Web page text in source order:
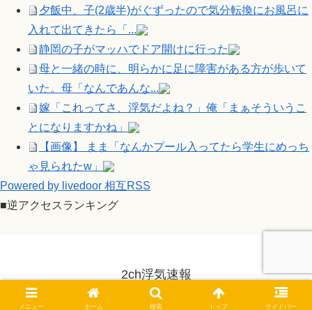
夕飯中、子(2歳半)がぐずったので気分転換にお風呂に
入れて出てきたら「...
静岡の子がマッハでドア開けに行った
母と一緒の時に、明らかに足に障害がある方が歩いて
いた。母「なんであんな...
嫁「これってさ、浮気だよね？」俺「まぁそういうこ
とになりますかね」
【画像】 まま「なんかプール入ってたら学生にめっち
ゃ見られたw」
Powered by livedoor 相互RSS
■逆アクセスランキング
2ch浮気速報
© 2014-2026 2ch浮気速報.
メニュー ホーム 検索 トップ サイドバー